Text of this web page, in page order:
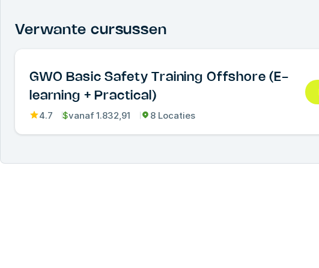
Verwante cursussen
GWO Basic Safety Training Offshore (E-
learning + Practical)
4.7 $vanaf1.832,91 8 Locaties